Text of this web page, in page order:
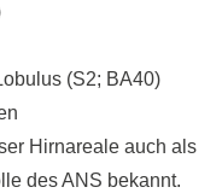
(S2; BA40)
Hirnareale auch als
des ANS bekannt.